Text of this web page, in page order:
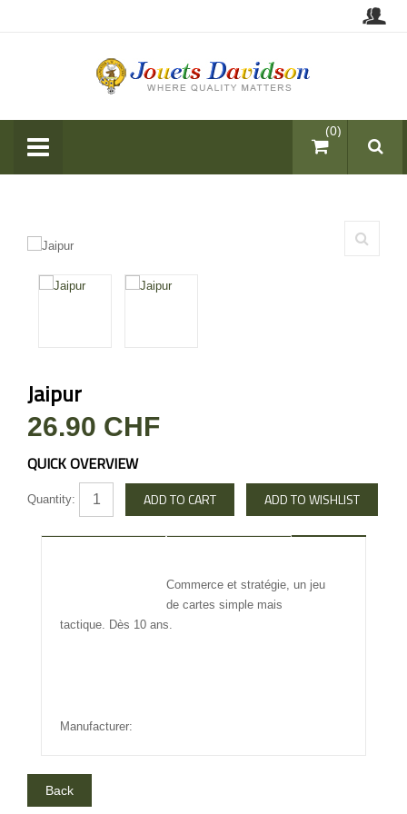
items (0)
Jaipur
26.90 CHF
QUICK OVERVIEW
Quantity:
Commerce et stratégie, un jeu
de cartes simple mais
tactique. Dès 10 ans.
Manufacturer: